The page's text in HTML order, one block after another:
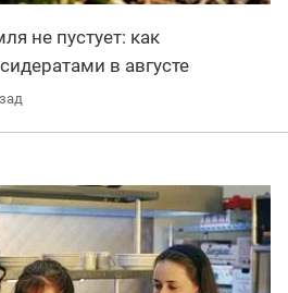
не пустует: как
в августе